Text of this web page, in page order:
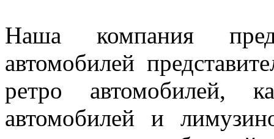
Наша компания
автомобилей
ретро автомобилей,
автомобилей и